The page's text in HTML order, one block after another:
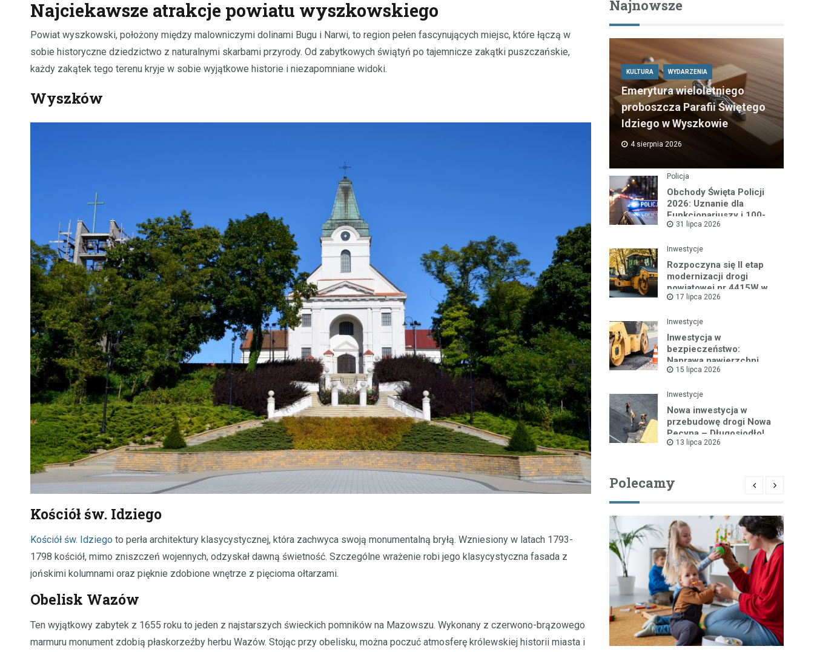
Najciekawsze atrakcje powiatu wyszkowskiego
Powiat wyszkowski, położony między malowniczymi dolinami Bugu i Narwi, to region pełen fascynujących miejsc, które łączą w
sobie historyczne dziedzictwo z naturalnymi skarbami przyrody. Od zabytkowych świątyń po tajemnicze zakątki puszczańskie,
każdy zakątek tego terenu kryje w sobie wyjątkowe historie i niezapomniane widoki.
Wyszków
Kościół św. Idziego
Kościół św. Idziego to perła architektury klasycystycznej, która zachwyca swoją monumentalną bryłą. Wzniesiony w latach 1793-
1798 kościół, mimo zniszczeń wojennych, odzyskał dawną świetność. Szczególne wrażenie robi jego klasycystyczna fasada z
jońskimi kolumnami oraz pięknie zdobione wnętrze z pięcioma ołtarzami.
Obelisk Wazów
Ten wyjątkowy zabytek z 1655 roku to jeden z najstarszych świeckich pomników na Mazowszu. Wykonany z czerwono-brązowego
marmuru monument zdobią płaskorzeźby herbu Wazów. Stojąc przy obelisku, można poczuć atmosferę królewskiej historii miasta i
Najnowsze
KULTURA WYDARZENIA
Emerytura wieloletniego
proboszcza Parafii Świętego
Idziego w Wyszkowie
4 sierpnia 2026
Policja
Obchody Święta Policji
2026: Uznanie dla
Funkcjonariuszy i 100-
lecie Dzielnicowych
31 lipca 2026
Inwestycje
Rozpoczyna się II etap
modernizacji drogi
powiatowej nr 4415W w
Leszczydole
17 lipca 2026
Inwestycje
Inwestycja w
bezpieczeństwo:
Naprawa nawierzchni
drogi powiatowej nr
15 lipca 2026
Inwestycje
Nowa inwestycja w
przebudowę drogi Nowa
Pecyna – Długosiodło!
13 lipca 2026
Polecamy